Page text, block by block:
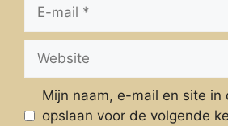
mail
Mijn naam, e-mail en site in
opslaan voor de volgende